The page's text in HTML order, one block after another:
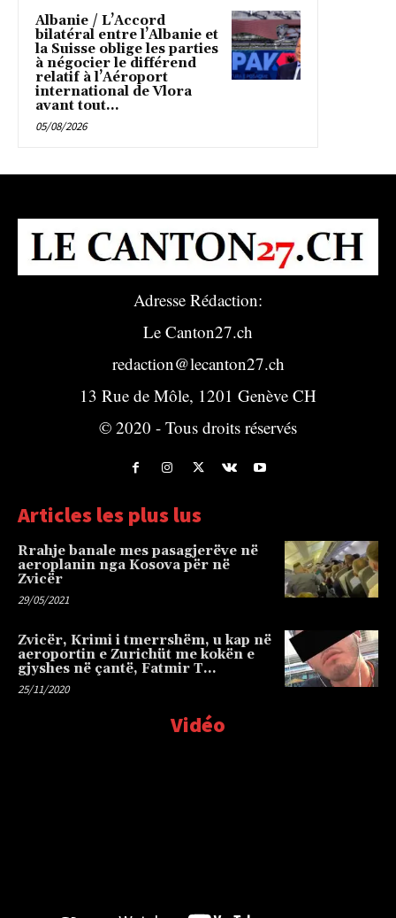
Albanie / L’Accord
bilatéral entre l’Albanie et
la Suisse oblige les parties
à négocier le différend
relatif à l’Aéroport
international de Vlora
avant tout...
05/08/2026
Adresse Rédaction:
Le Canton27.ch
redaction@lecanton27.ch
13 Rue de Môle, 1201 Genève CH
© 2020 - Tous droits réservés
Articles les plus lus
Rrahje banale mes pasagjerëve në
aeroplanin nga Kosova për në
Zvicër
29/05/2021
Zvicër, Krimi i tmerrshëm, u kap në
aeroportin e Zurichüt me kokën e
gjyshes në çantë, Fatmir T…
25/11/2020
Vidéo